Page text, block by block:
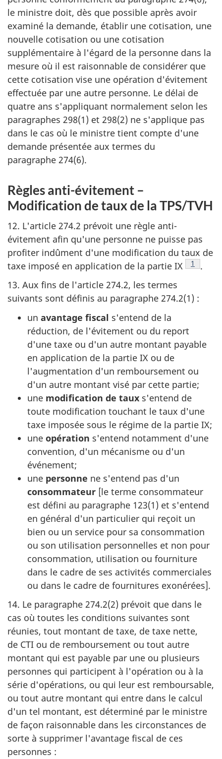
le ministre doit, dès que possible après avoir
examiné la demande, établir une cotisation, une
nouvelle cotisation ou une cotisation
supplémentaire à l'égard de la personne dans la
mesure où il est raisonnable de considérer que
cette cotisation vise une opération d'évitement
effectuée par une autre personne. Le délai de
quatre ans s'appliquant normalement selon les
paragraphes 298(1) et 298(2) ne s'applique pas
dans le cas où le ministre tient compte d'une
demande présentée aux termes du
paragraphe 274(6).
Règles anti-évitement –
Modification de taux de la TPS/TVH
12. L'article 274.2 prévoit une règle anti-
évitement afin qu'une personne ne puisse pas
profiter indûment d'une modification du taux de
taxe imposé en application de la partie IX
Footnote
1
.
13. Aux fins de l'article 274.2, les termes
suivants sont définis au paragraphe 274.2(1) :
un avantage fiscal s'entend de la
réduction, de l'évitement ou du report
d'une taxe ou d'un autre montant payable
en application de la partie IX ou de
l'augmentation d'un remboursement ou
d'un autre montant visé par cette partie;
une modification de taux s'entend de
toute modification touchant le taux d'une
taxe imposée sous le régime de la partie IX;
une opération s'entend notamment d'une
convention, d'un mécanisme ou d'un
événement;
une personne ne s'entend pas d'un
consommateur [le terme consommateur
est défini au paragraphe 123(1) et s'entend
en général d'un particulier qui reçoit un
bien ou un service pour sa consommation
ou son utilisation personnelles et non pour
consommation, utilisation ou fourniture
dans le cadre de ses activités commerciales
ou dans le cadre de fournitures exonérées].
14. Le paragraphe 274.2(2) prévoit que dans le
cas où toutes les conditions suivantes sont
réunies, tout montant de taxe, de taxe nette,
de CTI ou de remboursement ou tout autre
montant qui est payable par une ou plusieurs
personnes qui participent à l'opération ou à la
série d'opérations, ou qui leur est remboursable,
ou tout autre montant qui entre dans le calcul
d'un tel montant, est déterminé par le ministre
de façon raisonnable dans les circonstances de
sorte à supprimer l'avantage fiscal de ces
personnes :